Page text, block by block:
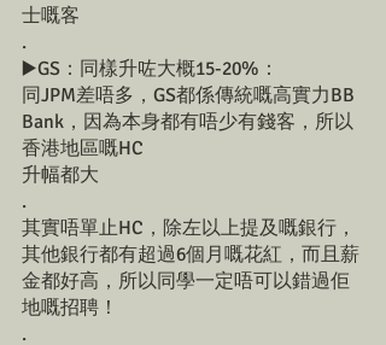
士嘅客
.
▶️GS：同樣升咗大概15-20%：
同JPM差唔多，GS都係傳統嘅高實力BB
Bank，因為本身都有唔少有錢客，所以
香港地區嘅HC
升幅都大
.
其實唔單止HC，除左以上提及嘅銀行，
其他銀行都有超過6個月嘅花紅，而且薪
金都好高，所以同學一定唔可以錯過佢
地嘅招聘！
.